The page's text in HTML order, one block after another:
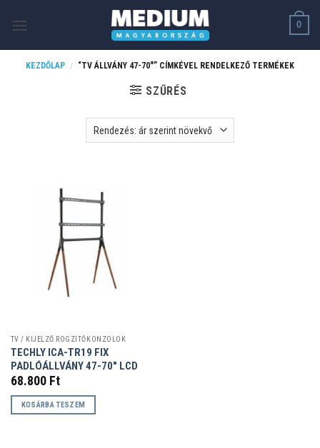
0
KEZDŐLAP / “TV ÁLLVÁNY 47-70"” CÍMKÉVEL RENDELKEZŐ TERMÉKEK
SZŰRÉS
TV / KIJELZŐ RÖGZÍTŐKONZOLOK
TECHLY ICA-TR19 FIX
PADLÓÁLLVÁNY 47-70″ LCD
68.800 Ft
KOSÁRBA TESZEM